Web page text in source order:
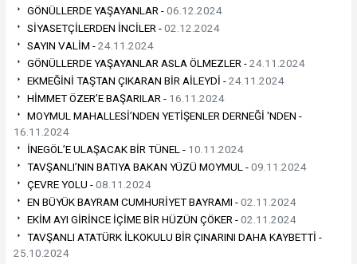
GÖNÜLLERDE YAŞAYANLAR -06.12.2024
SİYASETÇİLERDEN İNCİLER -02.12.2024
SAYIN VALİM -24.11.2024
GÖNÜLLERDE YAŞAYANLAR ASLA ÖLMEZLER -24.11.2024
EKMEĞİNİ TAŞTAN ÇIKARAN BİR AİLEYDİ -24.11.2024
HİMMET ÖZER’E BAŞARILAR - 16.11.2024
MOYMUL MAHALLESİ’NDEN YETİŞENLER DERNEĞİ 'NDEN -
16.11.2024
İNEGÖL’E ULAŞACAK BİR TÜNEL - 10.11.2024
TAVŞANLI’NIN BATIYA BAKAN YÜZÜ MOYMUL -09.11.2024
ÇEVRE YOLU -08.11.2024
EN BÜYÜK BAYRAM CUMHURİYET BAYRAMI -02.11.2024
EKİM AYI GİRİNCE İÇİME BİR HÜZÜN ÇÖKER -02.11.2024
TAVŞANLI ATATÜRK İLKOKULU BİR ÇINARINI DAHA KAYBETTİ -
25.10.2024